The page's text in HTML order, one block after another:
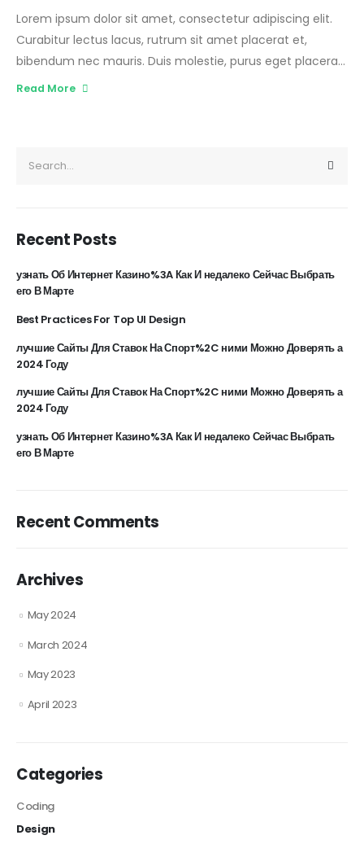
Lorem ipsum dolor sit amet, consectetur adipiscing elit.
Curabitur lectus lacus, rutrum sit amet placerat et,
bibendum nec mauris. Duis molestie, purus eget placerat
viverra, nisi odio gravida sapien, congue tincidunt nisl ante
massa fringilla consequat blandit, mauris ligula porta nisi,
orci luctus et ultrices posuere cubilia Curae; Praesent nec
Etiam venenatis, diam id adipiscing convallis, nisi eros
lobortis tellus, feugiat adipiscing ante ante sit amet dolor.
Vestibulum vehicula scelerisque facilisis. Sed faucibus
justo, quis hendrerit leo consequat ac. Proin sit amet risus
amet hendrerit id, egestas quis mauris.
Read More
Recent Posts
узнать Об Интернет Казино%3A Как И недалеко Сейчас Выбрать
его В Марте
Best Practices For Top UI Design
лучшие Сайты Для Ставок На Спорт%2C ними Можно Доверять а
2024 Году
лучшие Сайты Для Ставок На Спорт%2C ними Можно Доверять а
2024 Году
узнать Об Интернет Казино%3A Как И недалеко Сейчас Выбрать
его В Марте
Recent Comments
Archives
May 2024
March 2024
May 2023
April 2023
Categories
Coding
Design